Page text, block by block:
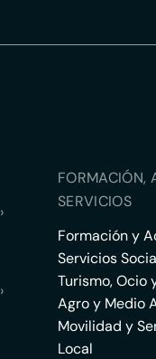
›
›
FORMACIÓN,
SERVICIOS
Formación y
Servicios
Turismo, Ocio
Agro y Medio
Movilidad y
Local